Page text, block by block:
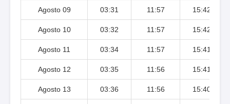
Agosto 09 03:31 11:57 15:42
Agosto 10 03:32 11:57 15:42
Agosto 11 03:34 11:57 15:41
Agosto 12 03:35 11:56 15:41
Agosto 13 03:36 11:56 15:40